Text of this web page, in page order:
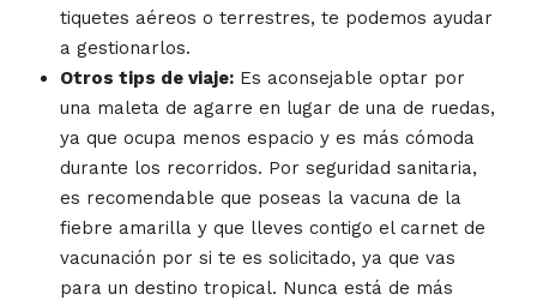
tiquetes aéreos o terrestres, te podemos ayudar
a gestionarlos.
Otros tips de viaje: Es aconsejable optar por
una maleta de agarre en lugar de una de ruedas,
ya que ocupa menos espacio y es más cómoda
durante los recorridos. Por seguridad sanitaria,
es recomendable que poseas la vacuna de la
fiebre amarilla y que lleves contigo el carnet de
vacunación por si te es solicitado, ya que vas
para un destino tropical. Nunca está de más